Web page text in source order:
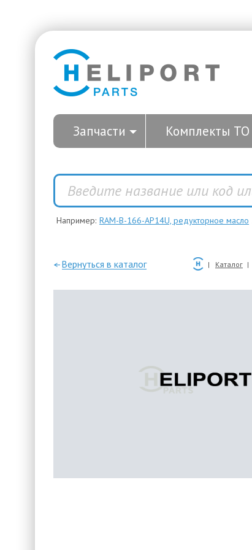
Запчасти Комплекты ТО
Например: RAM-B-166-AP14U, редукторное масло
—Вернуться в каталог Каталог